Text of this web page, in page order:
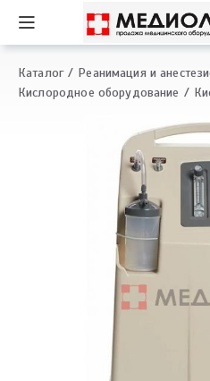
Каталог
Реанимация и
Кислородное оборудование